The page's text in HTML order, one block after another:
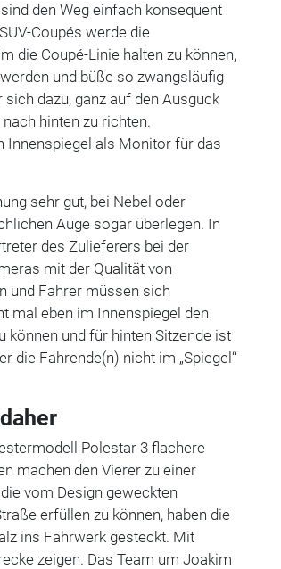
den Weg einfach konsequent
Coupés werde die
die Coupé-Linie halten zu können,
und büße so zwangsläufig
dazu, ganz auf den Ausguck
hinten zu richten.
Innenspiegel als Monitor für das
sehr gut, bei Nebel oder
Auge sogar überlegen. In
des Zulieferers bei der
mit der Qualität von
und Fahrer müssen sich
mal eben im Innenspiegel den
können und für hinten Sitzende ist
die Fahrende(n) nicht im „Spiegel“
Polestar 3 flachere
machen den Vierer zu einer
vom Design geweckten
erfüllen zu können, haben die
ins Fahrwerk gesteckt. Mit
zeigen. Das Team um Joakim